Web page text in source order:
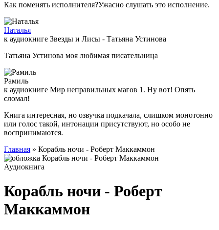
Как поменять исполнителя?Ужасно слушать это исполнение.
Наталья
к аудиокниге Звезды и Лисы - Татьяна Устинова
Татьяна Устинова моя любимая писательница
Рамиль
к аудиокниге Мир неправильных магов 1. Ну вот! Опять
сломал!
Книга интересная, но озвучка подкачала, слишком монотонно
или голос такой, интонации присутствуют, но особо не
воспринимаются.
Главная » Корабль ночи - Роберт Маккаммон
Аудиокнига
Корабль ночи - Роберт
Маккаммон